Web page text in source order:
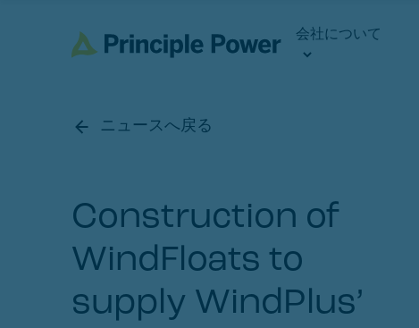
会社について
ニュースへ戻る
Construction of
WindFloats to
supply WindPlus’